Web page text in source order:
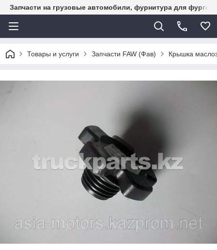
Запчасти на грузовые автомобили, фурнитура для
Товары и услуги Запчасти FAW (Фав) Крышка